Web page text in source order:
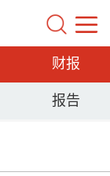
财报
报告